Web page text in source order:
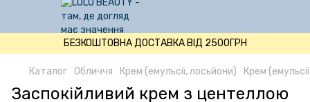
БЕЗКОШТОВНА ДОСТАВКА ВІД 2500ГРН
Каталог Обличчя Крем (емульсії, лосьйони) Крем
Заспокійливий крем з центеллою